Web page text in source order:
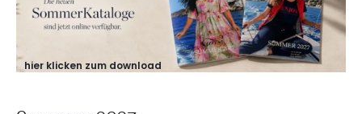
hier klicken zum download